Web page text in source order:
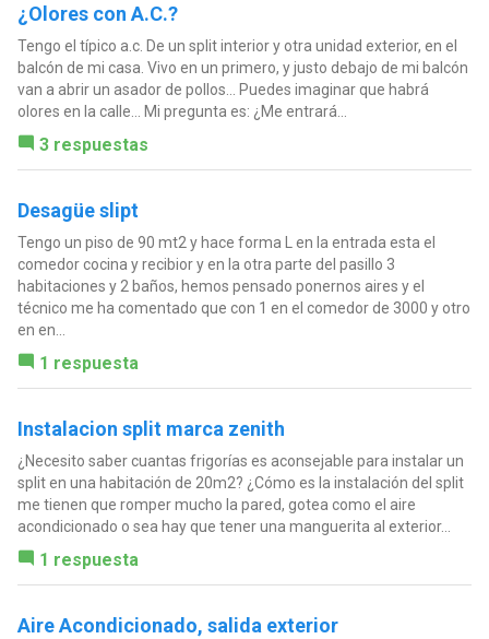
¿Olores con A.C.?
Tengo el típico a.c. De un split interior y otra unidad exterior, en el
balcón de mi casa. Vivo en un primero, y justo debajo de mi balcón
van a abrir un asador de pollos... Puedes imaginar que habrá
olores en la calle... Mi pregunta es: ¿Me entrará...
3 respuestas
Desagüe slipt
Tengo un piso de 90 mt2 y hace forma L en la entrada esta el
comedor cocina y recibior y en la otra parte del pasillo 3
habitaciones y 2 baños, hemos pensado ponernos aires y el
técnico me ha comentado que con 1 en el comedor de 3000 y otro
en en...
1 respuesta
Instalacion split marca zenith
¿Necesito saber cuantas frigorías es aconsejable para instalar un
split en una habitación de 20m2? ¿Cómo es la instalación del split
me tienen que romper mucho la pared, gotea como el aire
acondicionado o sea hay que tener una manguerita al exterior...
1 respuesta
Aire Acondicionado, salida exterior